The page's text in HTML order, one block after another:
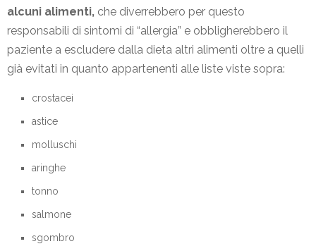
alcuni alimenti, che diverrebbero per questo
responsabili di sintomi di “allergia” e obbligherebbero il
paziente a escludere dalla dieta altri alimenti oltre a quelli
già evitati in quanto appartenenti alle liste viste sopra:
crostacei
astice
molluschi
aringhe
tonno
salmone
sgombro